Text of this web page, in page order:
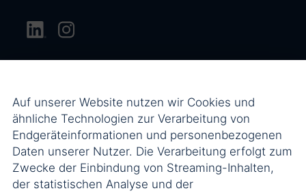
Auf unserer Website nutzen wir Cookies und
ähnliche Technologien zur Verarbeitung von
Endgeräteinformationen und personenbezogenen
Daten unserer Nutzer. Die Verarbeitung erfolgt zum
Zwecke der Einbindung von Streaming-Inhalten,
der statistischen Analyse und der